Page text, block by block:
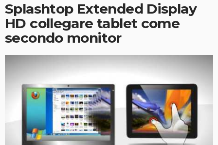
Splashtop Extended Display
HD collegare tablet come
secondo monitor